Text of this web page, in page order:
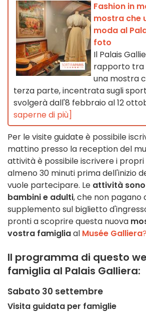
Fashion in
mostra che
moda al
foto
Il Palais
rapporto tra
una mostra
terza parte, incentrata sugli
svolgerà dall'8 febbraio al 12
saperne di più]
Per le visite guidate è possibile
mattino presso la reception del
attività è possibile iscrivere i propri
almeno 30 minuti prima dell'inizio
vuole partecipare. Le attività
bambini e adulti, che non pagano
supplemento sul biglietto
pronti a scoprire questa nuova
vostra famigliaal Musée Galliera?
Il programma di questo
famiglia al Palais Galliera:
Sabato 30 settembre
Visita guidata per famiglie